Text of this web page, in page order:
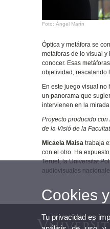
Foto: Ángel Marín
Óptica y metáfora se
metáforas de lo visual
conocer. Esas
objetividad, rescatando
En este juego visual
un panorama que
intervienen en la
Proyecto producido con
de la Visió de la
Micaela Maisa trabaja
con el otro. Ha
Teruel, la Universitat
audiovisuales
Cookies
Tu privacidad es